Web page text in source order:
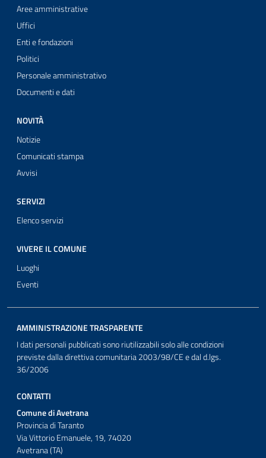
Aree amministrative
Uffici
Enti e fondazioni
Politici
Personale amministrativo
Documenti e dati
NOVITÀ
Notizie
Comunicati stampa
Avvisi
SERVIZI
Elenco servizi
VIVERE IL COMUNE
Luoghi
Eventi
AMMINISTRAZIONE TRASPARENTE
I dati personali pubblicati sono riutilizzabili solo alle condizioni
previste dalla direttiva comunitaria 2003/98/CE e dal d.lgs.
36/2006
CONTATTI
Comune di Avetrana
Provincia di Taranto
Via Vittorio Emanuele, 19, 74020
Avetrana (TA)